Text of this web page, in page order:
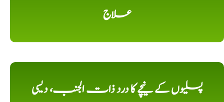
علاج
پسلیوں کے نیچے کا درد ذات الجنب، دیسی